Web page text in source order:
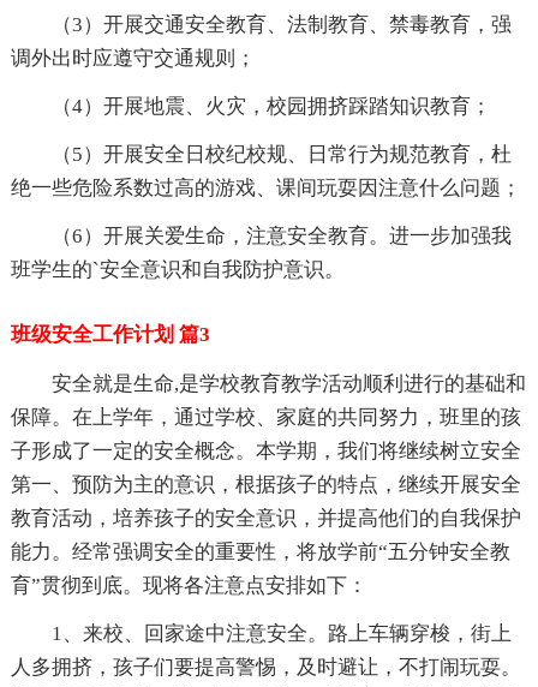
（3）开展交通安全教育、法制教育、禁毒教育，强
调外出时应遵守交通规则；
（4）开展地震、火灾，校园拥挤踩踏知识教育；
（5）开展安全日校纪校规、日常行为规范教育，杜
绝一些危险系数过高的游戏、课间玩耍因注意什么问题；
（6）开展关爱生命，注意安全教育。进一步加强我
班学生的`安全意识和自我防护意识。
班级安全工作计划 篇3
安全就是生命,是学校教育教学活动顺利进行的基础和
保障。在上学年，通过学校、家庭的共同努力，班里的孩
子形成了一定的安全概念。本学期，我们将继续树立安全
第一、预防为主的意识，根据孩子的特点，继续开展安全
教育活动，培养孩子的安全意识，并提高他们的自我保护
能力。经常强调安全的重要性，将放学前“五分钟安全教
育”贯彻到底。现将各注意点安排如下：
1、来校、回家途中注意安全。路上车辆穿梭，街上
人多拥挤，孩子们要提高警惕，及时避让，不打闹玩耍。